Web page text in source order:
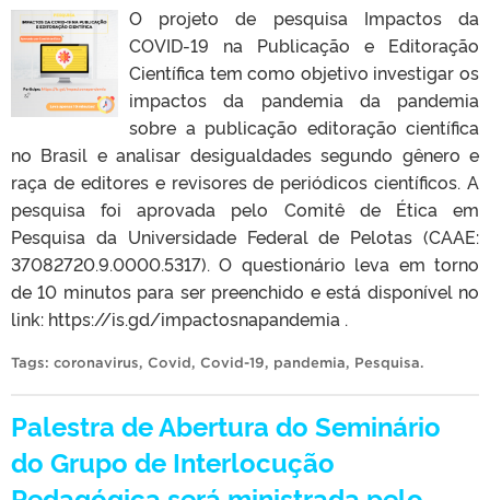
O projeto de pesquisa Impactos da
COVID-19 na Publicação e Editoração
Científica tem como objetivo investigar os
impactos da pandemia da pandemia
sobre a publicação editoração científica
no Brasil e analisar desigualdades segundo gênero e
raça de editores e revisores de periódicos científicos. A
pesquisa foi aprovada pelo Comitê de Ética em
Pesquisa da Universidade Federal de Pelotas (CAAE:
37082720.9.0000.5317). O questionário leva em torno
de 10 minutos para ser preenchido e está disponível no
link: https://is.gd/impactosnapandemia .
Tags: coronavirus, Covid, Covid-19, pandemia, Pesquisa.
Palestra de Abertura do Seminário
do Grupo de Interlocução